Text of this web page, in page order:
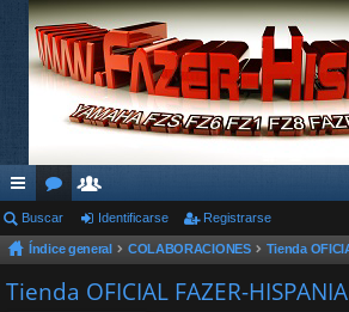
nl
ac
es
or
os
su
ari
os
Buscar Identificarse Registrarse
Índice general COLABORACIONES
Tienda OFICIAL FAZER-HISPANIA